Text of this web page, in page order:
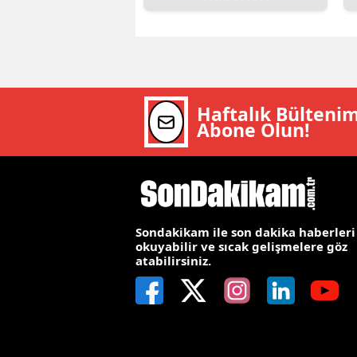
Haftalık
Abone Olun!
Sondakikam ile son dakika haberleri
okuyabilir ve sıcak gelişmelere göz
atabilirsiniz.